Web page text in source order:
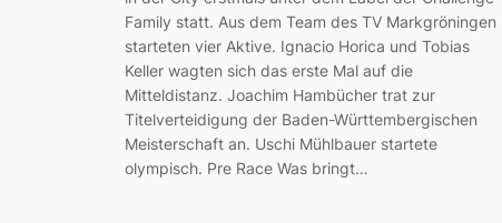
Family statt. Aus dem Team des TV Markgröningen
starteten vier Aktive. Ignacio Horica und Tobias
Keller wagten sich das erste Mal auf die
Mitteldistanz. Joachim Hambücher trat zur
Titelverteidigung der Baden-Württembergischen
Meisterschaft an. Uschi Mühlbauer startete
olympisch. Pre Race Was bringt…